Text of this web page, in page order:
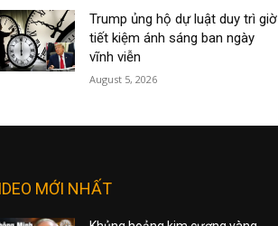
Trump ủng hộ dự luật duy trì giờ
tiết kiệm ánh sáng ban ngày
vĩnh viễn
August 5, 2026
MỚI NHẤT